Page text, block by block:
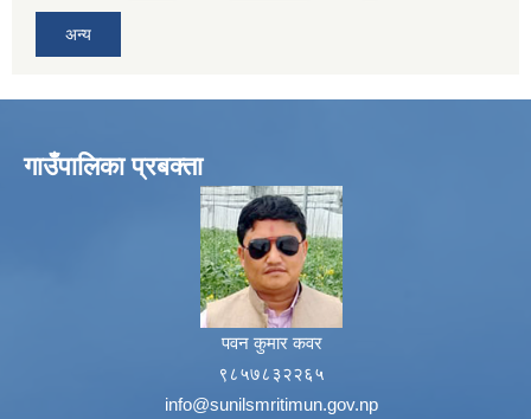
अन्य
गाउँपालिका प्रबक्ता
पवन कुमार कवर
९८५७८३२२६५
info@sunilsmritimun.gov.np